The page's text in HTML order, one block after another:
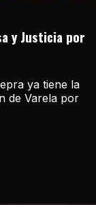
y Justicia por
ya tiene la
de Varela por